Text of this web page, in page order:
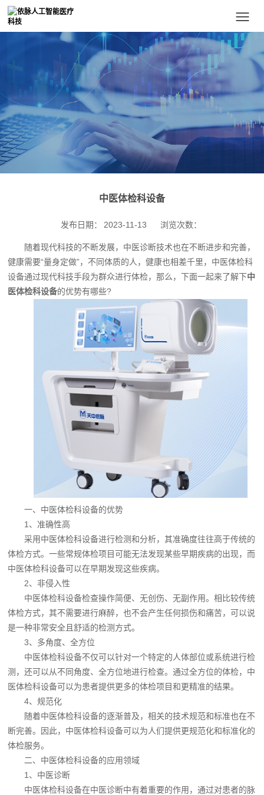
中医体检科设备
发布日期： 2023-11-13 浏览次数：
随着现代科技的不断发展，中医诊断技术也在不断进步和完善，
健康需要“量身定做”，不同体质的人，健康也相差千里，中医体检科
设备通过现代科技手段为群众进行体检，那么，下面一起来了解下中
医体检科设备的优势有哪些?
一、中医体检科设备的优势
1、准确性高
采用中医体检科设备进行检测和分析，其准确度往往高于传统的
体检方式。一些常规体检项目可能无法发现某些早期疾病的出现，而
中医体检科设备可以在早期发现这些疾病。
2、非侵入性
中医体检科设备检查操作简便、无创伤、无副作用。相比较传统
体检方式，其不需要进行麻醉，也不会产生任何损伤和痛苦，可以说
是一种非常安全且舒适的检测方式。
3、多角度、全方位
中医体检科设备不仅可以针对一个特定的人体部位或系统进行检
测，还可以从不同角度、全方位地进行检查。通过全方位的体检，中
医体检科设备可以为患者提供更多的体检项目和更精准的结果。
4、规范化
随着中医体检科设备的逐渐普及，相关的技术规范和标准也在不
断完善。因此，中医体检科设备可以为人们提供更规范化和标准化的
体检服务。
二、中医体检科设备的应用领域
1、中医诊断
中医体检科设备在中医诊断中有着重要的作用，通过对患者的脉